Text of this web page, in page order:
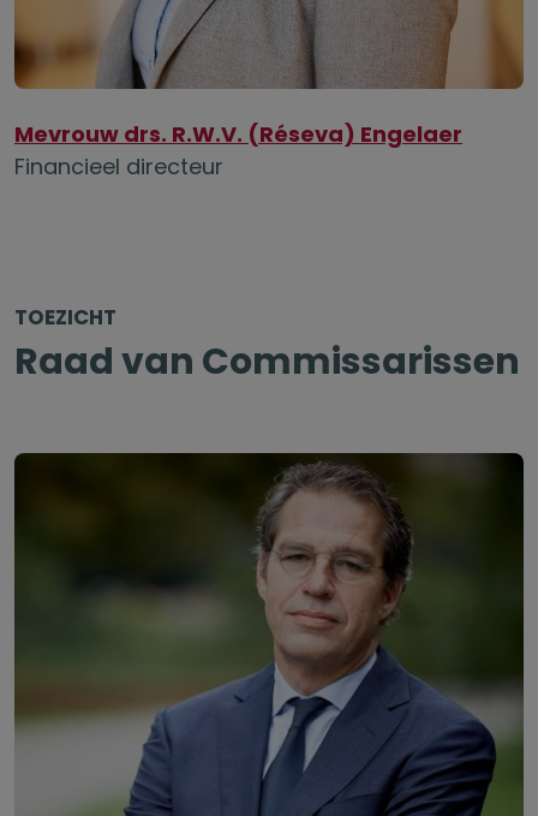
Mevrouw drs. R.W.V. (Réseva) Engelaer
Financieel directeur
TOEZICHT
Raad van Commissarissen